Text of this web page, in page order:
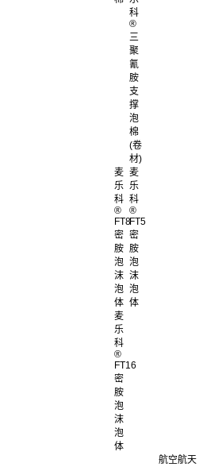
科
®
三
聚
氰
胺
支
撑
泡
棉
(卷
材)
麦
乐
科
®
FT8
密
胺
泡
沫
泡
体
麦
乐
科
®
FT5
密
胺
泡
沫
泡
体
麦
乐
科
®
FT16
密
胺
泡
沫
泡
体
航空航天